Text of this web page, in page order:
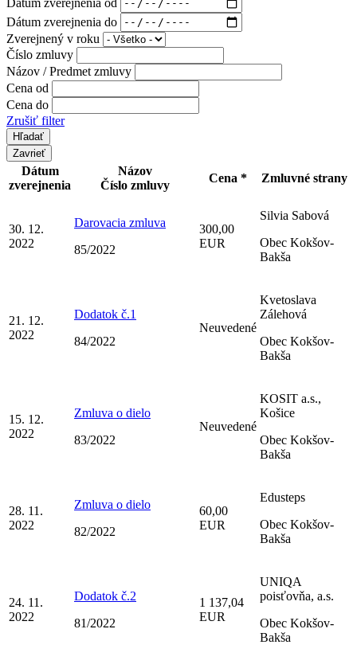
Dátum zverejnenia do
Zverejnený v roku
Číslo zmluvy
Názov / Predmet zmluvy
Cena od
Cena do
Zrušiť filter
Zavrieť
Dátum
zverejnenia
Názov
Číslo zmluvy
Cena * Zmluvné strany
30. 12.
2022
Darovacia zmluva
85/2022
300,00
EUR
Silvia Sabová
Obec Kokšov-
Bakša
21. 12.
2022
Dodatok č.1
84/2022
Neuvedené
Kvetoslava
Zálehová
Obec Kokšov-
Bakša
15. 12.
2022
Zmluva o dielo
83/2022
Neuvedené
KOSIT a.s.,
Košice
Obec Kokšov-
Bakša
28. 11.
2022
Zmluva o dielo
82/2022
60,00
EUR
Edusteps
Obec Kokšov-
Bakša
24. 11.
2022
Dodatok č.2
81/2022
1 137,04
EUR
UNIQA
poisťovňa, a.s.
Obec Kokšov-
Bakša